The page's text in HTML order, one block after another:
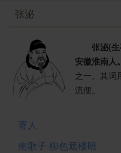
张泌
张泌(
安徽淮南人
之一。其词
流便。
寄人
南歌子·柳色遮楼暗